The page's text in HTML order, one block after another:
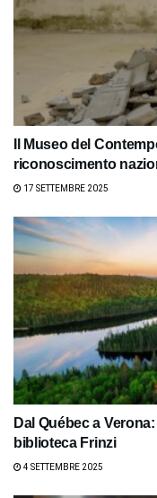
Il Museo del
riconoscimento
17 SETTEMBRE 2025
Dal Québec a
biblioteca Frinzi
4 SETTEMBRE 2025